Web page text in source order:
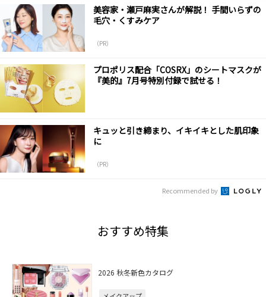
美容家・瀬戸麻実さんが解説！ 手間いらずの
毛穴・くすみケア
（PR）
プロポリス配合「COSRX」のシートマスクが
『美的』7月号特別付録で試せる！
キュッと引き締まり、イキイキとした肌印象
に
（PR）
Recommended by
おすすめ特集
2026 秋冬新色カタログ